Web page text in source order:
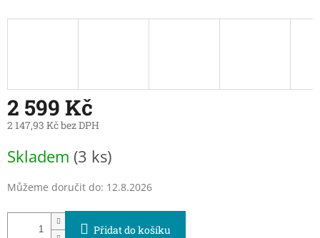
2 599 Kč
2 147,93 Kč bez DPH
cena:
Skladem (3 ks)
Můžeme doručit do: 12.8.2026
Přidat do košíku